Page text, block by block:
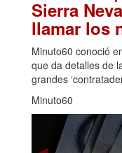
Sierra
llamar los
Minuto60 conoció
que da detalles de
grandes
Minuto60